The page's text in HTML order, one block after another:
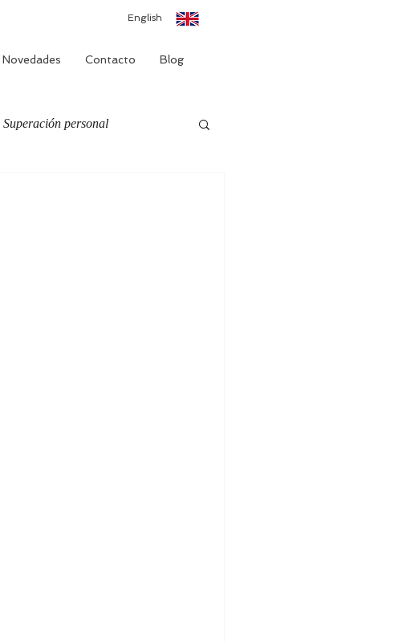
English
Novedades Contacto Blog
Superación personal